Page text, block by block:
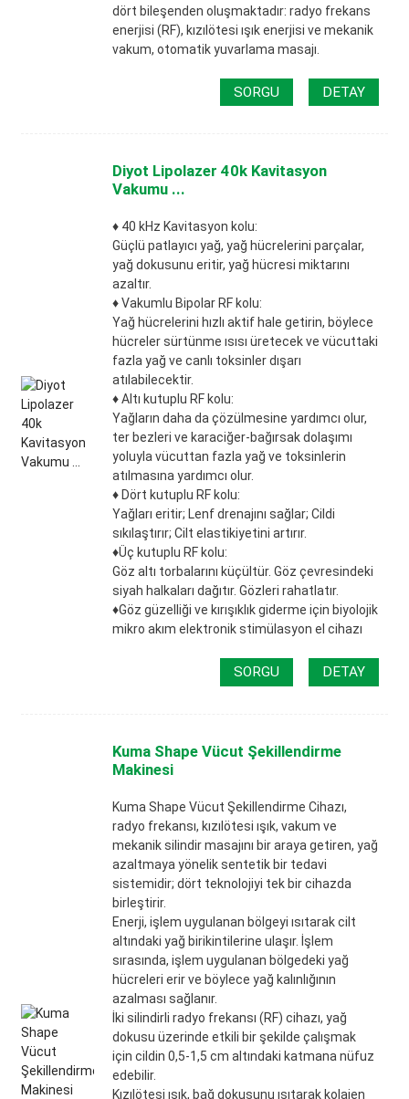
dört bileşenden oluşmaktadır: radyo frekans
enerjisi (RF), kızılötesi ışık enerjisi ve mekanik
vakum, otomatik yuvarlama masajı.
SORGU DETAY
Diyot Lipolazer 40k Kavitasyon
Vakumu ...
♦ 40 kHz Kavitasyon kolu:
Güçlü patlayıcı yağ, yağ hücrelerini parçalar,
yağ dokusunu eritir, yağ hücresi miktarını
azaltır.
♦ Vakumlu Bipolar RF kolu:
Yağ hücrelerini hızlı aktif hale getirin, böylece
hücreler sürtünme ısısı üretecek ve vücuttaki
fazla yağ ve canlı toksinler dışarı
atılabilecektir.
♦ Altı kutuplu RF kolu:
Yağların daha da çözülmesine yardımcı olur,
ter bezleri ve karaciğer-bağırsak dolaşımı
yoluyla vücuttan fazla yağ ve toksinlerin
atılmasına yardımcı olur.
♦ Dört kutuplu RF kolu:
Yağları eritir; Lenf drenajını sağlar; Cildi
sıkılaştırır; Cilt elastikiyetini artırır.
♦Üç kutuplu RF kolu:
Göz altı torbalarını küçültür. Göz çevresindeki
siyah halkaları dağıtır. Gözleri rahatlatır.
♦Göz güzelliği ve kırışıklık giderme için biyolojik
mikro akım elektronik stimülasyon el cihazı
SORGU DETAY
Kuma Shape Vücut Şekillendirme
Makinesi
Kuma Shape Vücut Şekillendirme Cihazı,
radyo frekansı, kızılötesi ışık, vakum ve
mekanik silindir masajını bir araya getiren, yağ
azaltmaya yönelik sentetik bir tedavi
sistemidir; dört teknolojiyi tek bir cihazda
birleştirir.
Enerji, işlem uygulanan bölgeyi ısıtarak cilt
altındaki yağ birikintilerine ulaşır. İşlem
sırasında, işlem uygulanan bölgedeki yağ
hücreleri erir ve böylece yağ kalınlığının
azalması sağlanır.
İki silindirli radyo frekansı (RF) cihazı, yağ
dokusu üzerinde etkili bir şekilde çalışmak
için cildin 0,5-1,5 cm altındaki katmana nüfuz
edebilir.
Kızılötesi ışık, bağ dokusunu ısıtarak kolajen